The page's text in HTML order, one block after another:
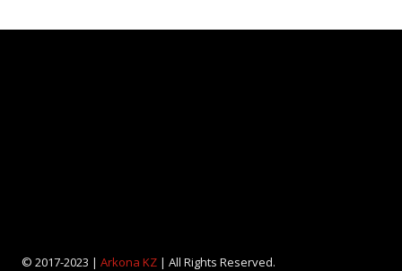
© 2017-2023 | Arkona KZ| All Rights Reserved.